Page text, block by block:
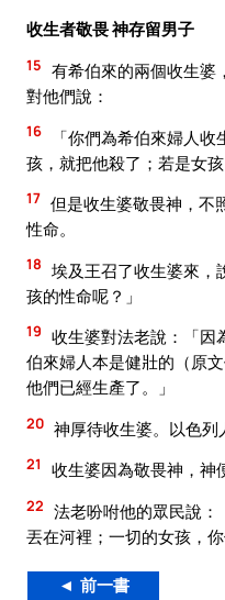
收生者敬畏 神存留男子
15 有希伯來的兩個收生婆
對他們說：
16
「你們為希伯來婦人
孩，就把他殺了；若是女孩
17 但是收生婆敬畏神，不
性命。
18 埃及王召了收生婆來，
孩的性命呢？」
19 收生婆對法老說：「因
伯來婦人本是健壯的（原
他們已經生產了。」
20 神厚待收生婆。以色列
21 收生婆因為敬畏神，神
22 法老吩咐他的眾民說
丟在河裡；一切的女孩，
◄ 前一書